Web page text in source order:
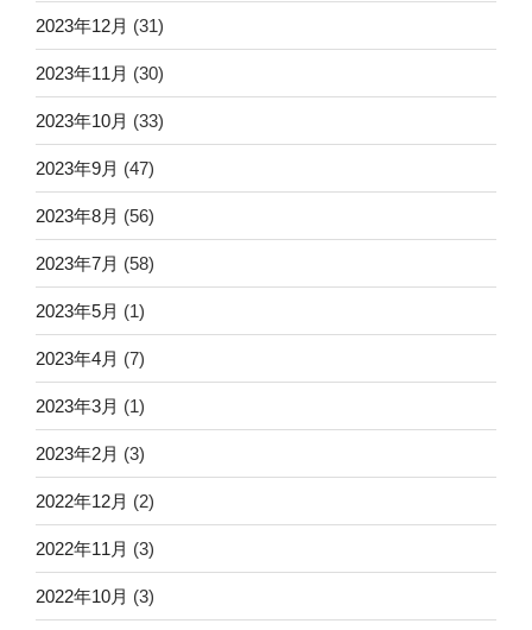
2023年12月 (31)
2023年11月 (30)
2023年10月 (33)
2023年9月 (47)
2023年8月 (56)
2023年7月 (58)
2023年5月 (1)
2023年4月 (7)
2023年3月 (1)
2023年2月 (3)
2022年12月 (2)
2022年11月 (3)
2022年10月 (3)